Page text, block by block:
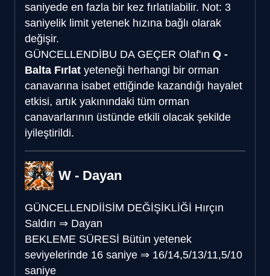
saniyede en fazla bir kez fırlatılabilir. Not: 3
saniyelik limit yetenek hızına bağlı olarak
değişir.
GÜNCELLENDİBU DA GEÇER Olaf'ın Q -
Balta Fırlat yeteneği herhangi bir orman
canavarına isabet ettiğinde kazandığı hayalet
etkisi, artık yakınındaki tüm orman
canavarlarının üstünde etkili olacak şekilde
iyileştirildi.
W - Dayan
GÜNCELLENDİİSİM DEĞİŞİKLİĞİ Hırçın
Saldırı ⇒ Dayan
BEKLEME SÜRESİ Bütün yetenek
seviyelerinde 16 saniye ⇒ 16/14,5/13/11,5/10
saniye